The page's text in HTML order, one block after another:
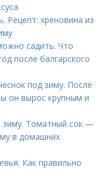
Рецепт: хреновина из
садить. Что
после балгарского
под зиму. После
он вырос крупным и
зиму. Томатный сок —
в домашних
Как правильно